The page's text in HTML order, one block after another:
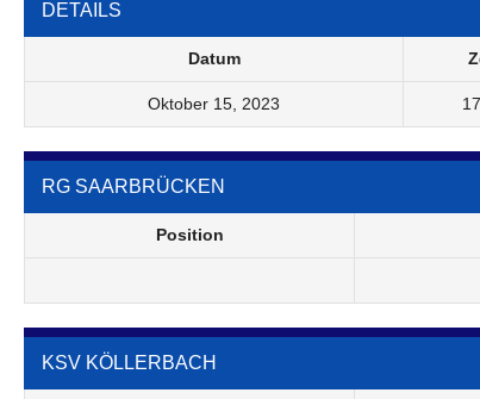
DETAILS
Datum
Oktober 15, 2023
RG SAARBRÜCKEN
Position
KSV KÖLLERBACH